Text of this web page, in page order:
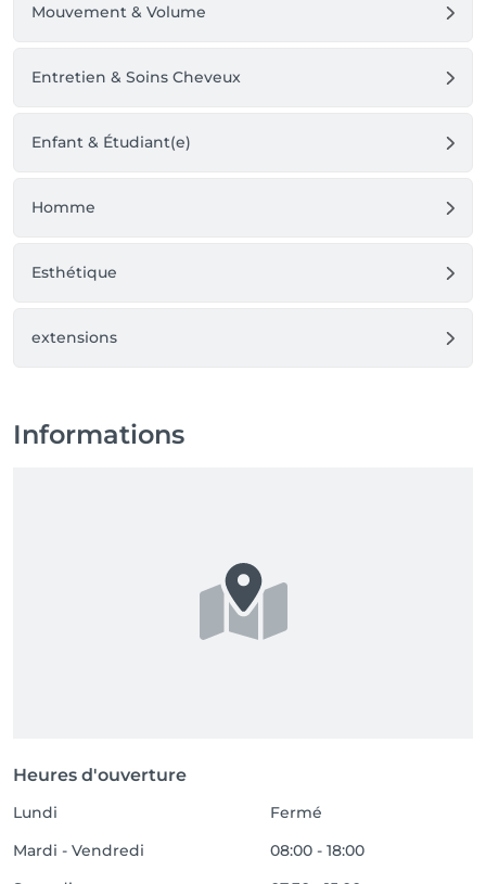
Mouvement & Volume
Entretien & Soins Cheveux
Enfant & Étudiant(e)
Homme
Esthétique
extensions
Informations
Heures d'ouverture
Lundi
Fermé
Mardi - Vendredi
08:00 - 18:00